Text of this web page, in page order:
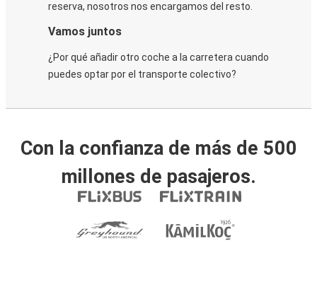
reserva, nosotros nos encargamos del resto.
Vamos juntos
¿Por qué añadir otro coche a la carretera cuando
puedes optar por el transporte colectivo?
Con la confianza de más de 500
millones de pasajeros.